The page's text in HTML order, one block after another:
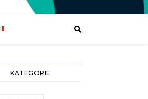
KATEGORIE